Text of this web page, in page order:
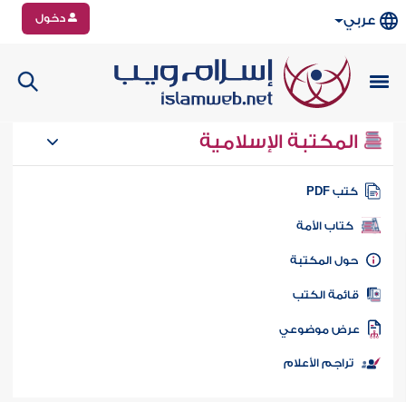
عربي دخول
المكتبة الإسلامية
كتب PDF
كتاب الأمة
المكتبة
الكتب
موضوعي